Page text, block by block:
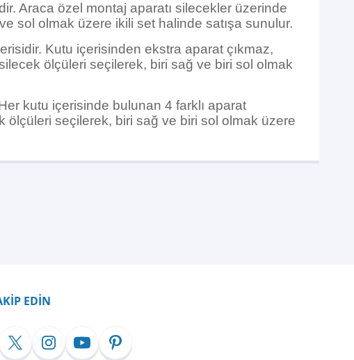
Araca özel montaj aparatı silecekler üzerinde
sol olmak üzere ikili set halinde satışa sunulur.
Kutu içerisinden ekstra aparat çıkmaz,
ölçüleri seçilerek, biri sağ ve biri sol olmak
kutu içerisinde bulunan 4 farklı aparat
ölçüleri seçilerek, biri sağ ve biri sol olmak üzere
EDİN